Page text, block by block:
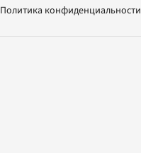
Политика конфиденциальности